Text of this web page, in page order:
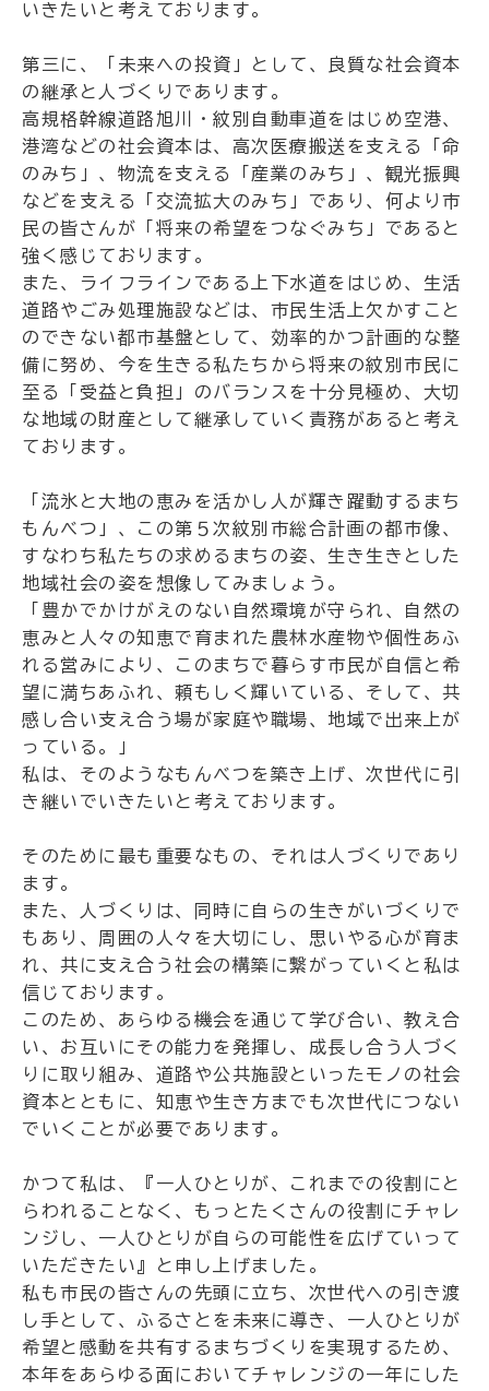
いきたいと考えております。
第三に、「未来への投資」として、良質な社会資本
の継承と人づくりであります。
高規格幹線道路旭川・紋別自動車道をはじめ空港、
港湾などの社会資本は、高次医療搬送を支える「命
のみち」、物流を支える「産業のみち」、観光振興
などを支える「交流拡大のみち」であり、何より市
民の皆さんが「将来の希望をつなぐみち」であると
強く感じております。
また、ライフラインである上下水道をはじめ、生活
道路やごみ処理施設などは、市民生活上欠かすこと
のできない都市基盤として、効率的かつ計画的な整
備に努め、今を生きる私たちから将来の紋別市民に
至る「受益と負担」のバランスを十分見極め、大切
な地域の財産として継承していく責務があると考え
ております。
「流氷と大地の恵みを活かし人が輝き躍動するまち
もんべつ」、この第５次紋別市総合計画の都市像、
すなわち私たちの求めるまちの姿、生き生きとした
地域社会の姿を想像してみましょう。
「豊かでかけがえのない自然環境が守られ、自然の
恵みと人々の知恵で育まれた農林水産物や個性あふ
れる営みにより、このまちで暮らす市民が自信と希
望に満ちあふれ、頼もしく輝いている、そして、共
感し合い支え合う場が家庭や職場、地域で出来上が
っている。」
私は、そのようなもんべつを築き上げ、次世代に引
き継いでいきたいと考えております。
そのために最も重要なもの、それは人づくりであり
ます。
また、人づくりは、同時に自らの生きがいづくりで
もあり、周囲の人々を大切にし、思いやる心が育ま
れ、共に支え合う社会の構築に繋がっていくと私は
信じております。
このため、あらゆる機会を通じて学び合い、教え合
い、お互いにその能力を発揮し、成長し合う人づく
りに取り組み、道路や公共施設といったモノの社会
資本とともに、知恵や生き方までも次世代につない
でいくことが必要であります。
かつて私は、『一人ひとりが、これまでの役割にと
らわれることなく、もっとたくさんの役割にチャレ
ンジし、一人ひとりが自らの可能性を広げていって
いただきたい』と申し上げました。
私も市民の皆さんの先頭に立ち、次世代への引き渡
し手として、ふるさとを未来に導き、一人ひとりが
希望と感動を共有するまちづくりを実現するため、
本年をあらゆる面においてチャレンジの一年にした